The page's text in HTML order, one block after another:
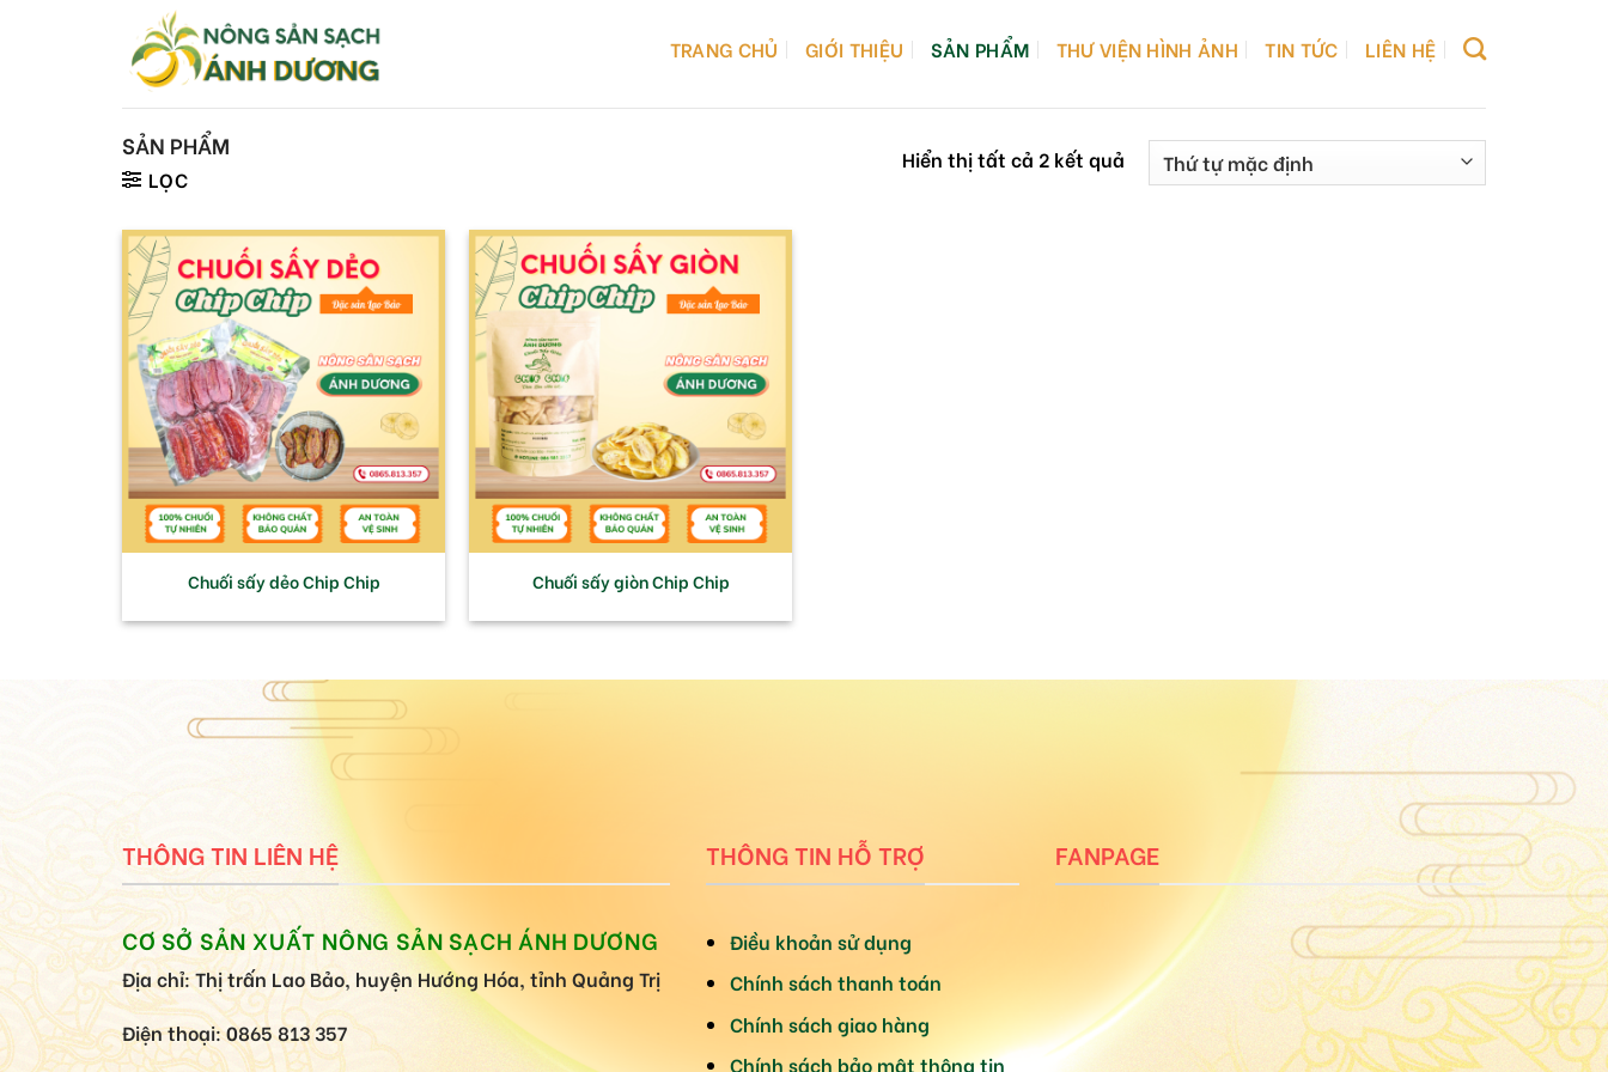
TRANG CHỦ GIỚI THIỆU SẢN PHẨM THƯ VIỆN HÌNH ẢNH TIN TỨC LIÊN HỆ
SẢN PHẨM
LỌC
Hiển thị tất cả 2 kết quả
+
Chuối sấy dẻo Chip Chip
+
Chuối sấy giòn Chip Chip
THÔNG TIN LIÊN HỆ
CƠ SỞ SẢN XUẤT NÔNG SẢN SẠCH ÁNH DƯƠNG
Địa chỉ: Thị trấn Lao Bảo, huyện Hướng Hóa, tỉnh Quảng Trị
Điện thoại: 0865 813 357
THÔNG TIN HỖ TRỢ
Điều khoản sử dụng
Chính sách thanh toán
Chính sách giao hàng
Chính sách bảo mật thông tin
FANPAGE